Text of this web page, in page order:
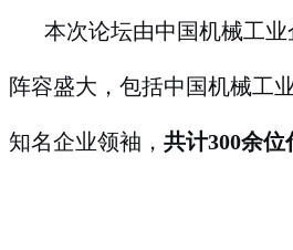
本次论坛由中国机械工
阵容盛大，包括中国机械工
知名企业领袖， 共计300余